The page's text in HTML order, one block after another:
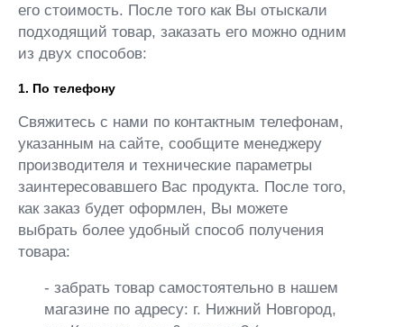
его стоимость. После того как Вы отыскали
подходящий товар, заказать его можно одним
из двух способов:
1. По телефону
Свяжитесь с нами по контактным телефонам,
указанным на сайте, сообщите менеджеру
производителя и технические параметры
заинтересовавшего Вас продукта. После того,
как заказ будет оформлен, Вы можете
выбрать более удобный способ получения
товара:
- забрать товар самостоятельно в нашем
магазине по адресу: г. Нижний Новгород,